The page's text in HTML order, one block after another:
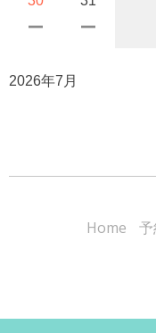
2026年7月
Home